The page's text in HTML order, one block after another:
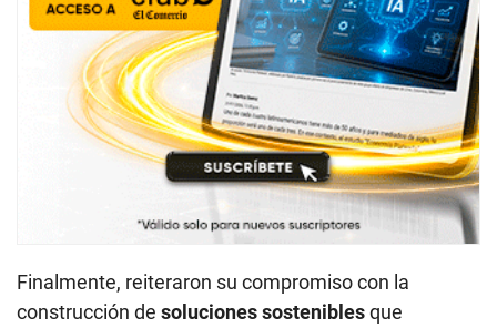
Finalmente, reiteraron su compromiso con la
construcción de soluciones sosteniblesque